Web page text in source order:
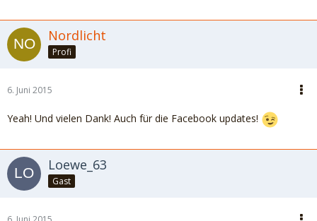
Nordlicht
Profi
6. Juni 2015
Yeah! Und vielen Dank! Auch für die Facebook updates!
Loewe_63
Gast